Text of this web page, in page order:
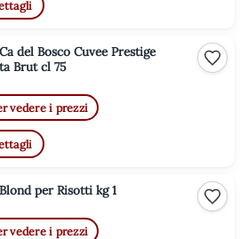
del Bosco Cuvee Prestige
Brut cl 75
vedere i prezzi
per Risotti kg 1
vedere i prezzi